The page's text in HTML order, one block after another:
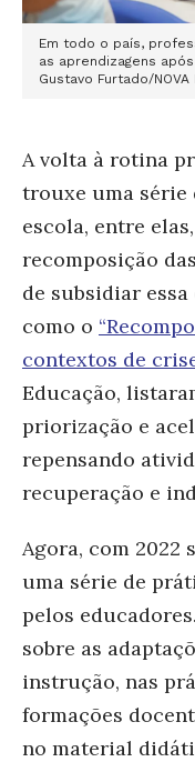
Em todo o país,
as aprendizagens
Gustavo Furtado/NOVA
A volta à rotina
trouxe uma série
escola, entre
recomposição
de subsidiar
como o
contextos de
Educação,
priorização e
repensando
recuperação e
Agora, com 2022
uma série de
pelos
sobre as
instrução, nas
formações
no material